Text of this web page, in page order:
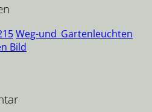
Weg-und_Gartenleuchten